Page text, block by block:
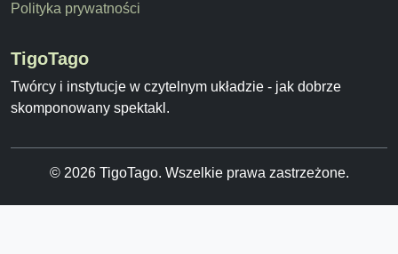
Polityka prywatności
TigoTago
Twórcy i instytucje w czytelnym układzie - jak dobrze
skomponowany spektakl.
© 2026 TigoTago. Wszelkie prawa zastrzeżone.